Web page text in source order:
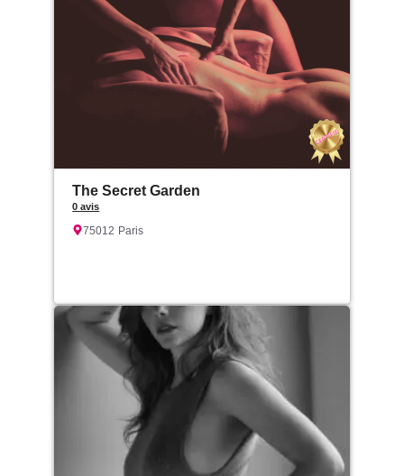
The Secret Garden
0 avis
75012 Paris